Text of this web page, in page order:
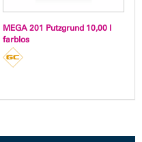
MEGA 201 Putzgrund 10,00 l
farblos